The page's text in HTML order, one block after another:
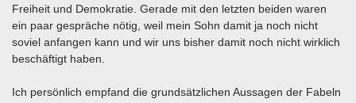
Freiheit und Demokratie. Gerade mit den letzten beiden waren
ein paar gespräche nötig, weil mein Sohn damit ja noch nicht
soviel anfangen kann und wir uns bisher damit noch nicht wirklich
beschäftigt haben.
Ich persönlich empfand die grundsätzlichen Aussagen der Fabeln